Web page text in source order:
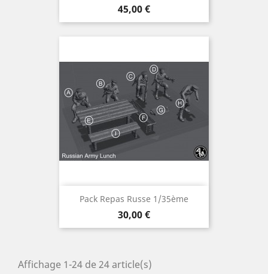
Prix
45,00 €
Pack Repas Russe 1/35ème
Prix
30,00 €
Affichage 1-24 de 24 article(s)